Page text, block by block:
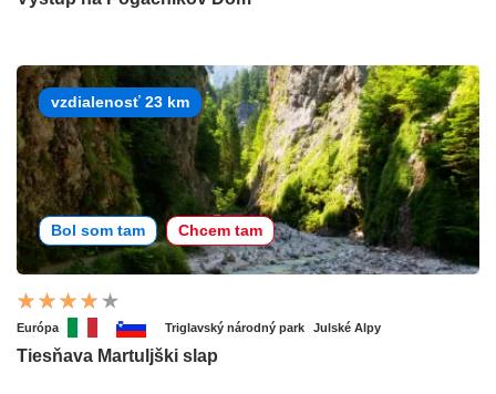
vzdialenosť 23 km
Bol som tam Chcem tam
Európa Triglavský národný park Julské Alpy
Tiesňava Martuljški slap